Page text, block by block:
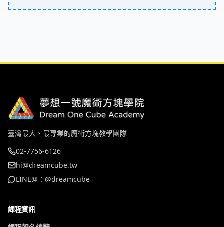
臺灣最大、最專業的魔術方塊教學團隊
02-7756-6126
hi@dreamcube.tw
LINE@：@dreamcube
課程資訊